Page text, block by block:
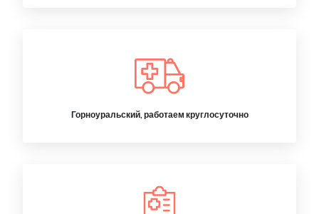
Горноуральский, работаем круглосуточно